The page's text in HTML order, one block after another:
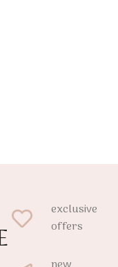
exclusive
offers